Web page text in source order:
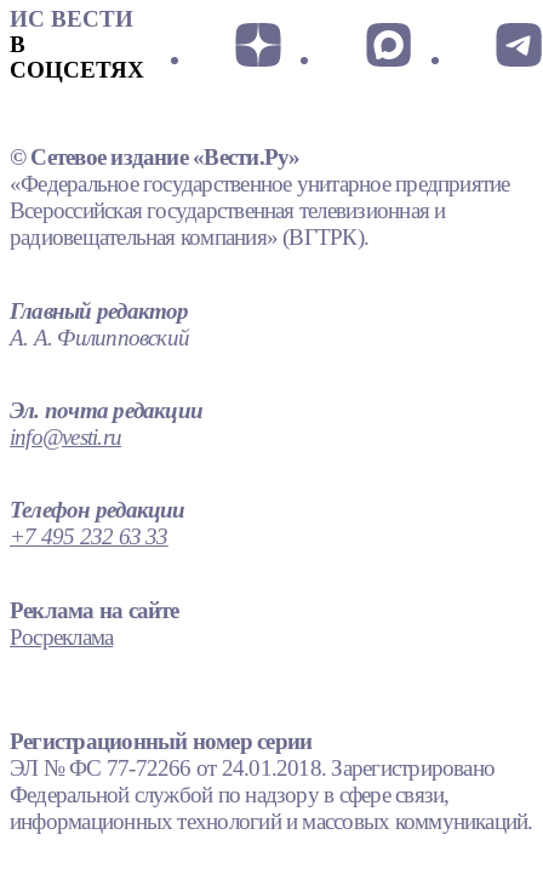
ИС ВЕСТИ
В
СОЦСЕТЯХ
© Сетевое издание «Вести.Ру»
«Федеральное государственное унитарное предприятие
Всероссийская государственная телевизионная и
радиовещательная компания» (ВГТРК).
Главный редактор
А. А. Филипповский
Эл. почта редакции
info@vesti.ru
Телефон редакции
+7 495 232 63 33
Реклама на сайте
Росреклама
Регистрационный номер серии
ЭЛ № ФС 77-72266 от 24.01.2018. Зарегистрировано
Федеральной службой по надзору в сфере связи,
информационных технологий и массовых коммуникаций.